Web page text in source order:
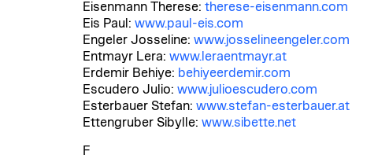
Eisenmann Therese: therese-eisenmann.com
Eis Paul: www.paul-eis.com
Engeler Josseline: www.josselineengeler.com
Entmayr Lera: www.leraentmayr.at
Erdemir Behiye: behiyeerdemir.com
Escudero Julio: www.julioescudero.com
Esterbauer Stefan: www.stefan-esterbauer.at
Ettengruber Sibylle: www.sibette.net
F